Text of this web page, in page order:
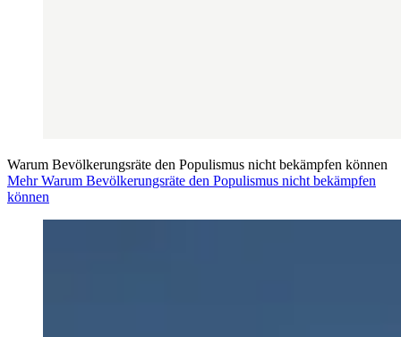
Warum Bevölkerungsräte den Populismus nicht bekämpfen können
Mehr Warum Bevölkerungsräte den Populismus nicht bekämpfen
können